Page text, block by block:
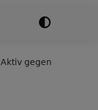
Aktiv gegen